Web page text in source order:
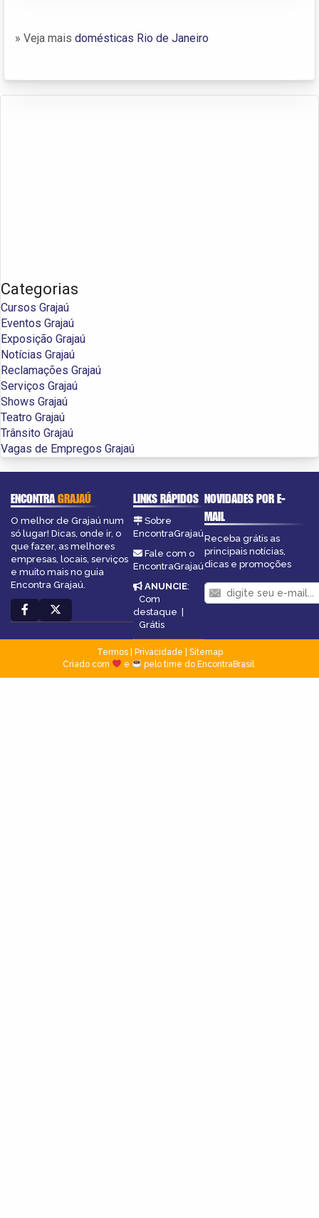
» Veja mais domésticas Rio de Janeiro
Categorias
Cursos Grajaú
Eventos Grajaú
Exposição Grajaú
Notícias Grajaú
Reclamações Grajaú
Serviços Grajaú
Shows Grajaú
Teatro Grajaú
Trânsito Grajaú
Vagas de Empregos Grajaú
ENCONTRAGRAJAÚ
O melhor de Grajaú num
só lugar! Dicas, onde ir, o
que fazer, as melhores
empresas, locais, serviços
e muito mais no guia
Encontra Grajaú.
LINKS RÁPIDOS
Sobre
EncontraGrajaú
Fale com o
EncontraGrajaú
ANUNCIE:
Com
destaque |
Grátis
NOVIDADES POR E-
MAIL
Receba grátis as
principais notícias,
dicas e promoções
Termos| Privacidade
Sitemap
Criado com
e pelo time do EncontraBrasil